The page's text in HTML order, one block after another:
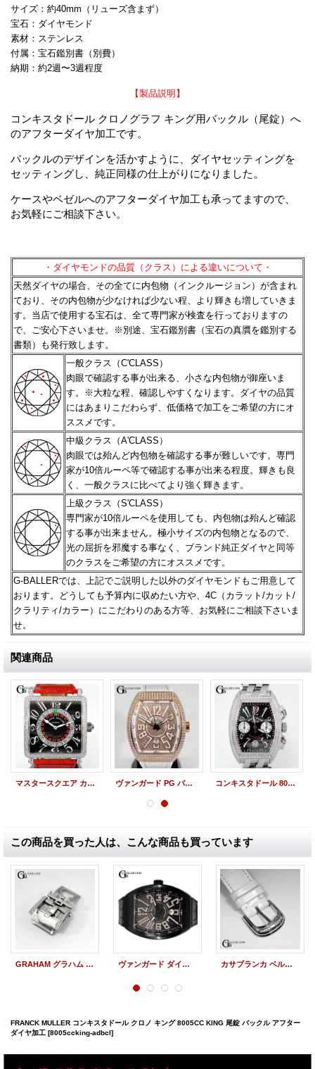
サイズ：約40mm（リューズ含まず）
宝石：ダイヤモンド
素材：ステンレス
付属：宝石鑑別書（別費）
納期：約2週〜3週程度
【製品説明】
コンキスタドール クロノグラフ キング用バックル（尾錠）へ
のアフターダイヤ加工です。
バックルのデザインを活かすように、ダイヤセッティングを
セッティングし、純正同様の仕上がりになりました。
ケースやベゼルへのアフターダイヤ加工も承ってますので、
お気軽にご相談下さい。
・ダイヤモンドの品質（クラス）による違いについて・
天然ダイヤの場合、その全てに内包物（インクルージョン）が含まれ
ており、その内包物が少なければ少ない程、 より輝きも増していきま
す。当店で使用する宝石は、全て専門家が検査を行っておりますの
で、ご安心下さいませ。
※別途、宝石鑑別書（宝石の真贋を鑑別する
書類）も発行致します。
一般クラス（C'CLASS）
肉眼で確認する事が出来る、小さな内包物が御座いま
す。※大粒な程、確認しやすくなります。 ダイヤの品質
にはあまりこだわらず、低価格で加工をご希望の方にオ
ススメです。
中級クラス（A'CLASS）
肉眼では殆んど内包物を確認する事が難しいです。専門
家が10倍ルーペ等で確認する事が出来る程度。 輝きも良
く、一般クラスに比べてより強く輝きます。
上級クラス（S'CLASS）
専門家が10倍ルーペを使用しても、内包物は殆んど確認
する事が出来ません。極小サイズの内包物となるので、
光の屈折を邪魔する事なく、ブランド純正ダイヤと同等
のクラスをご希望の方にオススメです。
G-BALLERでは、上記でご説明した以外のダイヤモンドもご用意して
おります。どうしても予算内に収めたい方や、 4C（カラット/カット/
クラリティ/カラー）にこだわりのある方等、お気軽にご相談下さいま
せ。
関連商品
マスタースクエア カジノ アフターダイヤ 18KWG 6050KCSN パヴェダイヤ ヴァンガード PG パヴェダイヤ V45SCDT アフターダイヤ コンキスタドール 8005CC クロノグラフ アフターダイヤ
この商品を買った人は、こんな商品も買っています
GRAHAM グラハム アフターダイヤ クロノファイター Dバックル(フォールディングバックル) ヴァンガード ダイヤ インデックス V45SCDT FRANCK MULLER カサブランカ ベルトバックル アフターダイヤ
FRANCK MULLER コンキスタドール クロノ キング 8005CC KING 尾錠 バックル アフター
ダイヤ加工 [8005ccking-adbcl]